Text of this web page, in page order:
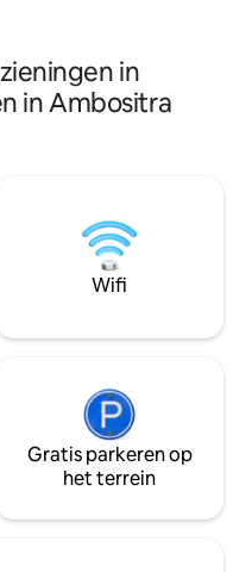
in
in Ambositra
Wifi
Gratis parkeren op
het terrein